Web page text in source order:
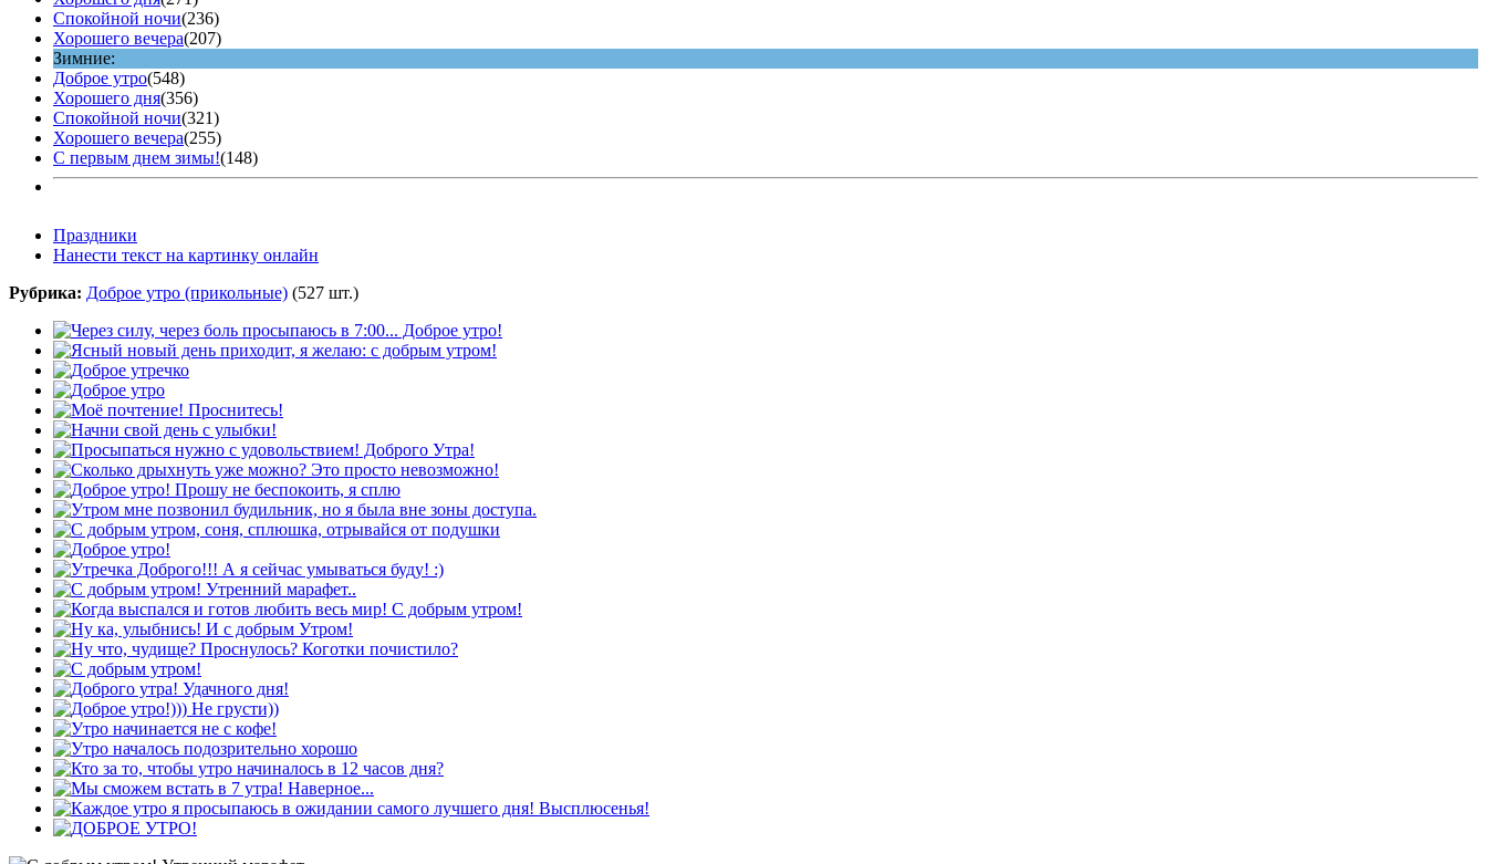
Спокойной ночи(236)
Хорошего вечера(207)
Зимние:
Доброе утро(548)
Хорошего дня(356)
Спокойной ночи(321)
Хорошего вечера(255)
С первым днем зимы!(148)
Праздники
Нанести текст на картинку онлайн
Рубрика: Доброе утро (прикольные) (527 шт.)